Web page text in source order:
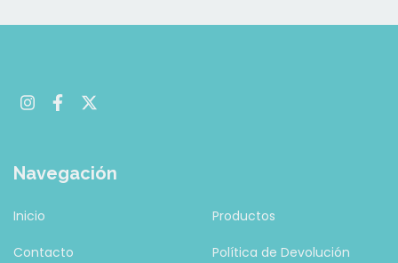
Navegación
Inicio Productos
Contacto Política de Devolución